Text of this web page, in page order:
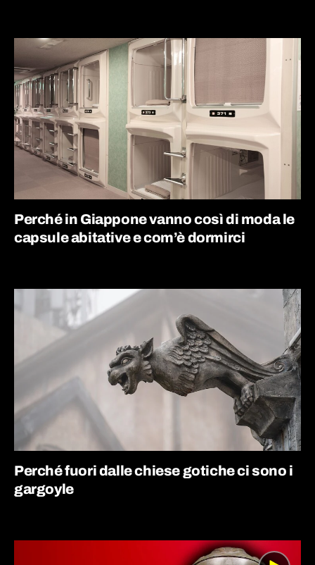
Perché in Giappone vanno così di moda le
capsule abitative e com’è dormirci
Perché fuori dalle chiese gotiche ci sono i
gargoyle